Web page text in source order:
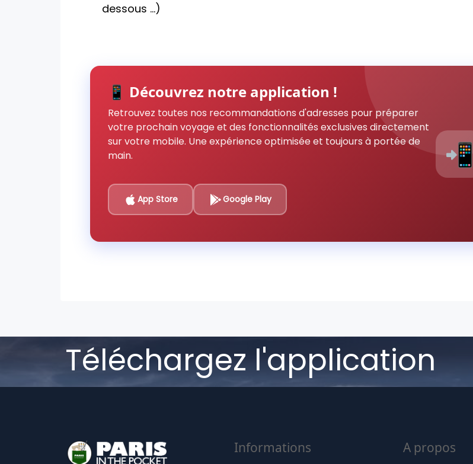
dessous ...)
📱 Découvrez notre application !
Retrouvez toutes nos recommandations d'adresses pour préparer
votre prochain voyage et des fonctionnalités exclusives directement
sur votre mobile. Une expérience optimisée et toujours à portée de
main.
App Store Google Play
📲
Téléchargez l'application
Informations A propos